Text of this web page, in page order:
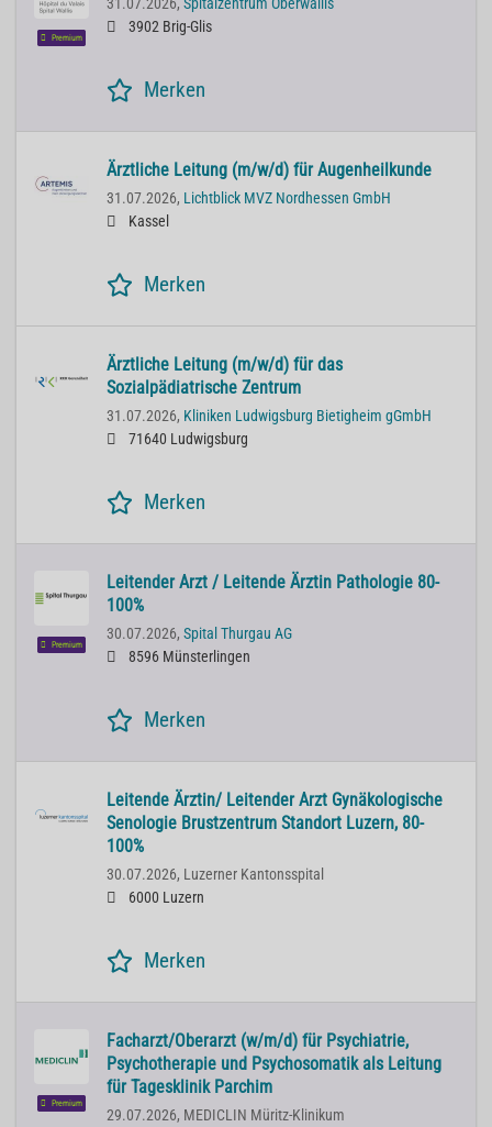
Premium
31.07.2026, Spitalzentrum Oberwallis
3902 Brig-Glis
Merken
Ärztliche Leitung (m/w/d) für Augenheilkunde
31.07.2026, Lichtblick MVZ Nordhessen GmbH
Kassel
Merken
Ärztliche Leitung (m/w/d) für das
Sozialpädiatrische Zentrum
31.07.2026, Kliniken Ludwigsburg Bietigheim gGmbH
71640 Ludwigsburg
Merken
Premium
Leitender Arzt / Leitende Ärztin Pathologie 80-
100%
30.07.2026, Spital Thurgau AG
8596 Münsterlingen
Merken
Leitende Ärztin/ Leitender Arzt Gynäkologische
Senologie Brustzentrum Standort Luzern, 80-
100%
30.07.2026, Luzerner Kantonsspital
6000 Luzern
Merken
Premium
Facharzt/Oberarzt (w/m/d) für Psychiatrie,
Psychotherapie und Psychosomatik als Leitung
für Tagesklinik Parchim
29.07.2026, MEDICLIN Müritz-Klinikum